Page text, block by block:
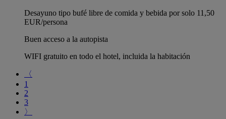
Desayuno tipo bufé libre de comida y bebida por solo 11,50
EUR/persona
Buen acceso a la autopista
WIFI gratuito en todo el hotel, incluida la habitación
〈
1
2
3
〉